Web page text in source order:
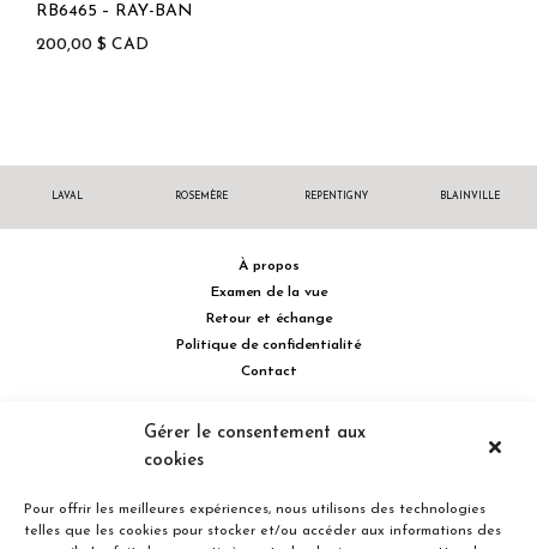
Gérer le consentement aux
cookies
Pour offrir les meilleures expériences, nous utilisons des technologies
telles que les cookies pour stocker et/ou accéder aux informations des
RB6465 – RAY-BAN
200,00 $ CAD
LAVAL ROSEMÈRE REPENTIGNY BLAINVILLE
À propos
Examen de la vue
Retour et échange
Politique de confidentialité
Contact
514 732.0222
Concorde Est, Laval, Québec H7G 2E4 Canada